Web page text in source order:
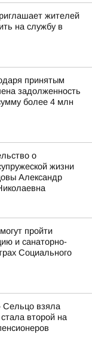
жителей
на службу в
принятым
задолженность
более 4 млн
о
жизни
Александр
пройти
и санаторно-
Социального
взяла
второй на